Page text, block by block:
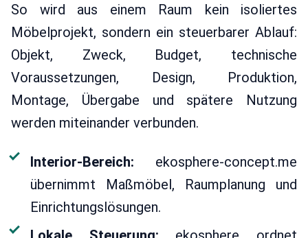
So wird aus einem Raum kein isoliertes
Möbelprojekt, sondern ein steuerbarer Ablauf:
Objekt, Zweck, Budget, technische
Voraussetzungen, Design, Produktion,
Montage, Übergabe und spätere Nutzung
werden miteinander verbunden.
Interior-Bereich: ekosphere-concept.me
übernimmt Maßmöbel, Raumplanung und
Einrichtungslösungen.